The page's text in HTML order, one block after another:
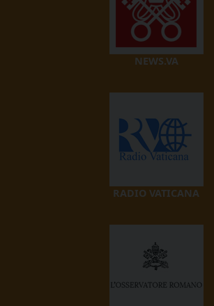
NEWS.VA
RADIO VATICANA